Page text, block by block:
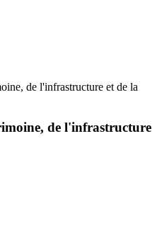
de l'infrastructure et de la
de l'infrastructure